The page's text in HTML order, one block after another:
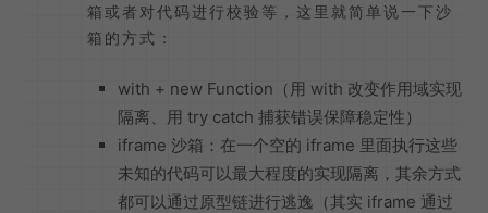
箱或者对代码进行校验等，这里就简单说一下沙
箱的方式：
with + new Function（用 with 改变作用域实现
隔离、用 try catch 捕获错误保障稳定性）
iframe 沙箱：在一个空的 iframe 里面执行这些
未知的代码可以最大程度的实现隔离，其余方式
都可以通过原型链进行逃逸（其实 iframe 通过